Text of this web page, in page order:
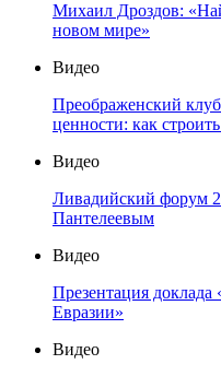
Михаил Дроздов:
новом мире»
Видео
Преображенский
ценности: как
Видео
Ливадийский форум
Пантелеевым
Видео
Презентация
Евразии»
Видео